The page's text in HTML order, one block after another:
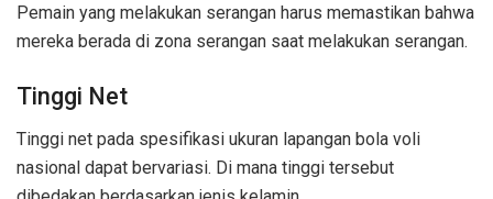
Pemain yang melakukan serangan harus memastikan bahwa
mereka berada di zona serangan saat melakukan serangan.
Tinggi Net
Tinggi net pada spesifikasi ukuran lapangan bola voli
nasional dapat bervariasi. Di mana tinggi tersebut